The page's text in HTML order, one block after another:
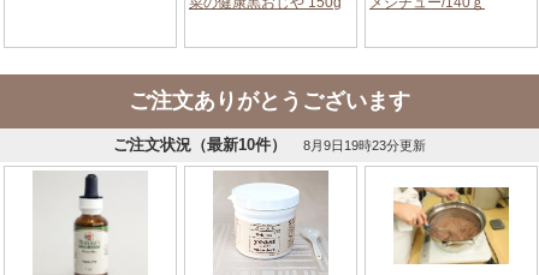
ご注文ありがとうございます